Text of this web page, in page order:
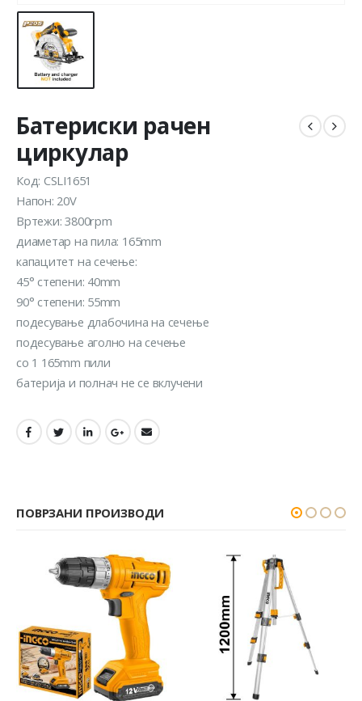
Батериски рачен
циркулар
Код: CSLI1651
Напон: 20V
Вртежи: 3800rpm
диаметар на пила: 165mm
капацитет на сечење:
45° степени: 40mm
90° степени: 55mm
подесување длабочина на сечење
подесување аголно на сечење
со 1 165mm пили
батерија и полнач не се вклучени
ПОВРЗАНИ ПРОИЗВОДИ